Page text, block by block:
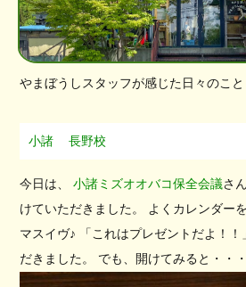
やまぼうしスタッフが感じた日々のこと
小諸 長野校
今日は、 小諸ミズオオバコ保全会議さ
けていただきました。 よくカレンダー
マスイヴ♪ 「これはプレゼントだよ！
だきました。 でも、開けてみると・・